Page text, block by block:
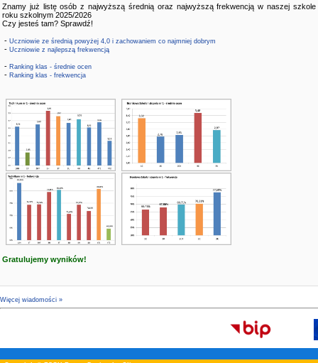
Znamy już listę osób z najwyższą średnią oraz najwyższą frekwencją w naszej szkole
roku szkolnym 2025/2026
Czy jesteś tam? Sprawdź!
- Uczniowie ze średnią powyżej 4,0 i zachowaniem co najmniej dobrym
- Uczniowie z najlepszą frekwencją
- Ranking klas - średnie ocen
- Ranking klas - frekwencja
Gratulujemy wyników!
Więcej wiadomości »